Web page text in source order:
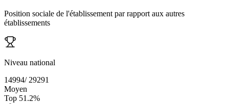
Position sociale de l'établissement par rapport aux autres
établissements
Niveau national
14994/ 29291
Moyen
Top 51.2%